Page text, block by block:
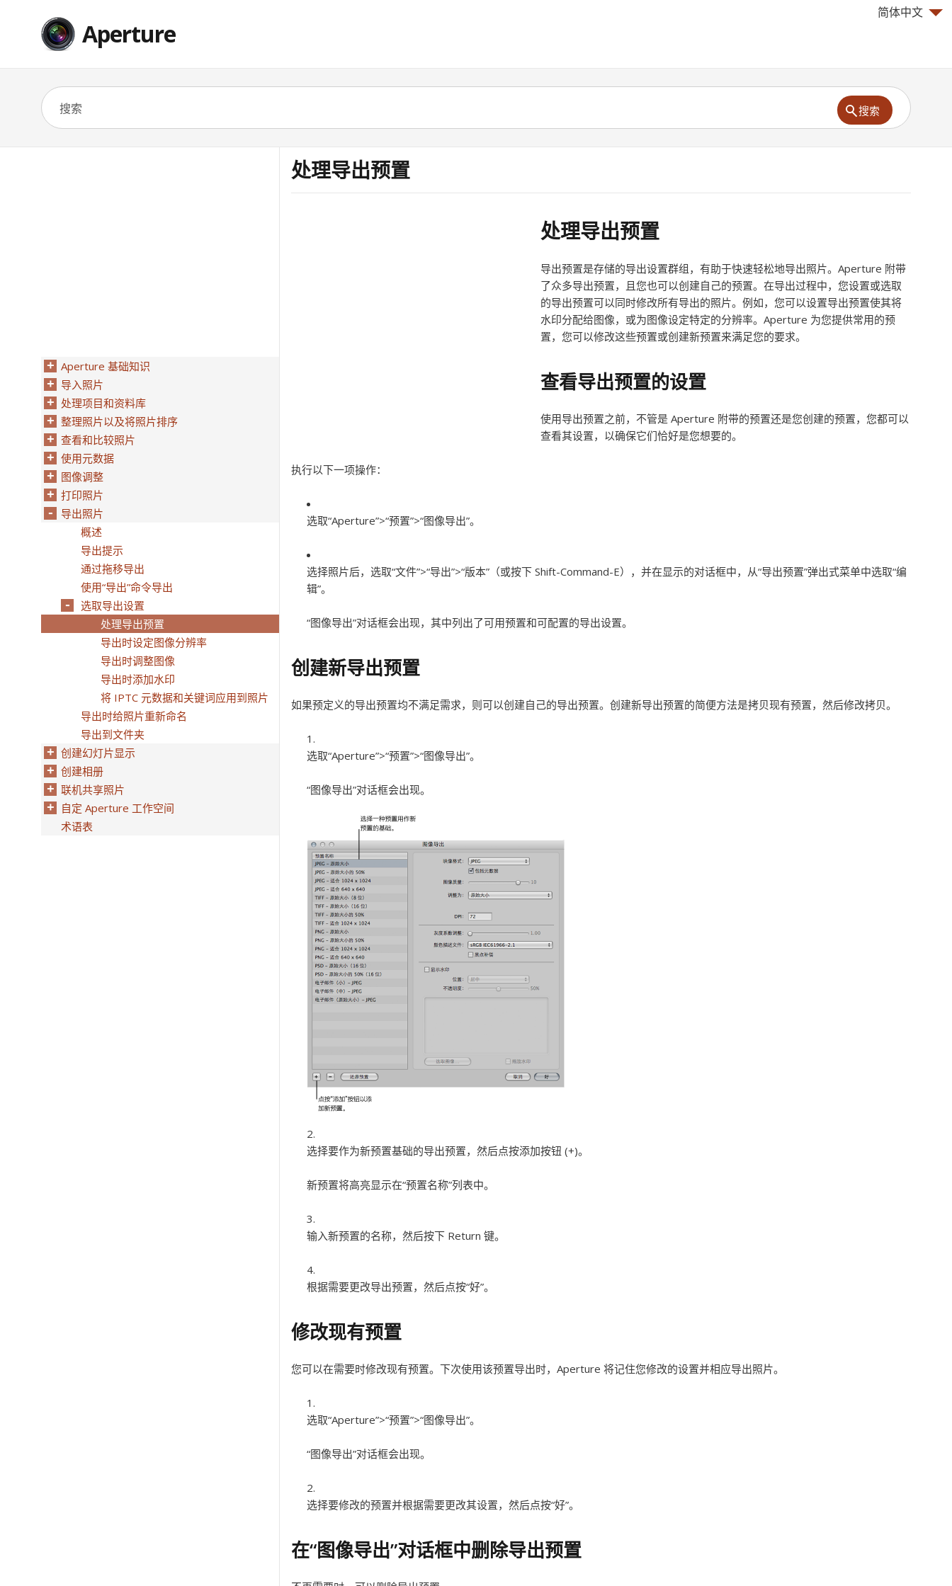
简体中文
Aperture
搜索
处理导出预置
处理导出预置
导出预置是存储的导出设置群组，有助于快速轻松地导出照片。Aperture 附带
了众多导出预置，且您也可以创建自己的预置。在导出过程中，您设置或选取
的导出预置可以同时修改所有导出的照片。例如，您可以设置导出预置使其将
水印分配给图像，或为图像设定特定的分辨率。Aperture 为您提供常用的预
置，您可以修改这些预置或创建新预置来满足您的要求。
查看导出预置的设置
使用导出预置之前，不管是 Aperture 附带的预置还是您创建的预置，您都可以
查看其设置，以确保它们恰好是您想要的。
执行以下一项操作：
选取“Aperture”>“预置”>“图像导出”。
选择照片后，选取“文件”>“导出”>“版本”（或按下 Shift-Command-E），并在显示的对话框中，从“导出预置”弹出式菜单中选取“编
辑”。
“图像导出”对话框会出现，其中列出了可用预置和可配置的导出设置。
创建新导出预置
如果预定义的导出预置均不满足需求，则可以创建自己的导出预置。创建新导出预置的简便方法是拷贝现有预置，然后修改拷贝。
选取“Aperture”>“预置”>“图像导出”。
“图像导出”对话框会出现。
选择要作为新预置基础的导出预置，然后点按添加按钮 (+)。
新预置将高亮显示在“预置名称”列表中。
输入新预置的名称，然后按下 Return 键。
根据需要更改导出预置，然后点按“好”。
修改现有预置
您可以在需要时修改现有预置。下次使用该预置导出时，Aperture 将记住您修改的设置并相应导出照片。
选取“Aperture”>“预置”>“图像导出”。
“图像导出”对话框会出现。
选择要修改的预置并根据需要更改其设置，然后点按“好”。
在“图像导出”对话框中删除导出预置
Aperture 基础知识
导入照片
处理项目和资料库
整理照片以及将照片排序
查看和比较照片
使用元数据
图像调整
打印照片
导出照片
概述
导出提示
通过拖移导出
使用“导出”命令导出
选取导出设置
处理导出预置
导出时设定图像分辨率
导出时调整图像
导出时添加水印
将 IPTC 元数据和关键词应用到照片
导出时给照片重新命名
导出到文件夹
创建幻灯片显示
创建相册
联机共享照片
自定 Aperture 工作空间
术语表